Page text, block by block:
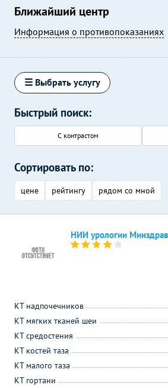
Ближайший центр
Информация о противопоказаниях
☰ Выбрать услугу
Быстрый поиск:
С контрастом
Сортировать по:
цене рейтингу рядом со мной
НИИ урологии
КТ надпочечников
КТ мягких тканей шеи
КТ средостения
КТ костей таза
КТ малого таза
КТ гортани